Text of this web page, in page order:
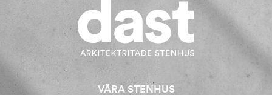
VÅRA STENHUS